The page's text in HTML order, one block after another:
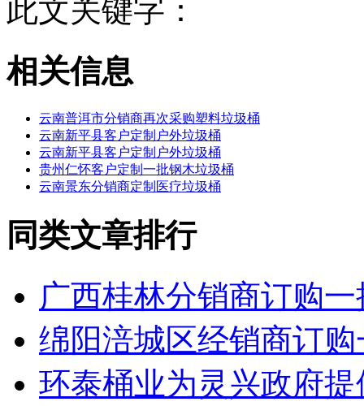
此文关键字：
相关信息
云南普洱市分销商再次采购塑料垃圾桶
云南新平县客户定制户外垃圾桶
云南新平县客户定制户外垃圾桶
贵州仁怀客户定制一批钢木垃圾桶
云南景东分销商定制医疗垃圾桶
同类文章排行
广西桂林分销商订购
绵阳涪城区经销商订
环泰桶业为灵兴政府